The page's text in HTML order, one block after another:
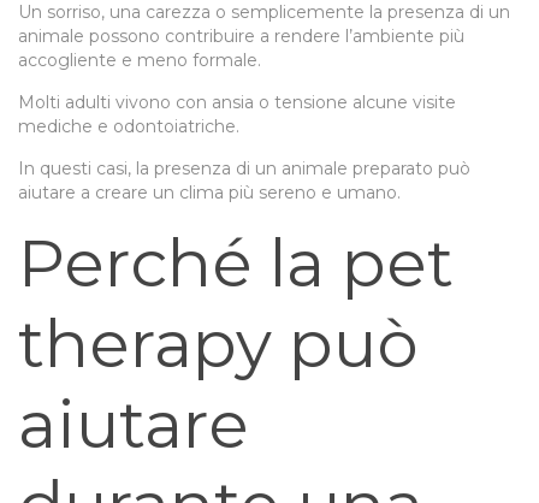
Un sorriso, una carezza o semplicemente la presenza di un
animale possono contribuire a rendere l’ambiente più
accogliente e meno formale.
Molti adulti vivono con ansia o tensione alcune visite
mediche e odontoiatriche.
In questi casi, la presenza di un animale preparato può
aiutare a creare un clima più sereno e umano.
Perché la pet
therapy può
aiutare